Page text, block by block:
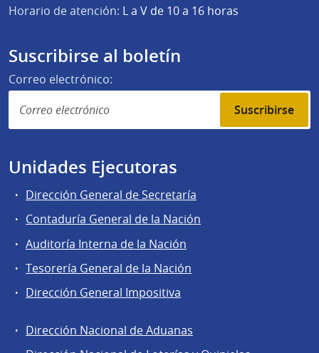
Horario de atención: L a V de 10 a 16 horas
Suscribirse al boletín
Correo electrónico:
Suscribirse
Unidades Ejecutoras
Dirección General de Secretaría
Contaduría General de la Nación
Auditoría Interna de la Nación
Tesorería General de la Nación
Dirección General Impositiva
Dirección Nacional de Aduanas